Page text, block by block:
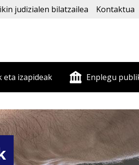
judizialen bilatzailea Kontaktua
eta izapideak Enplegu